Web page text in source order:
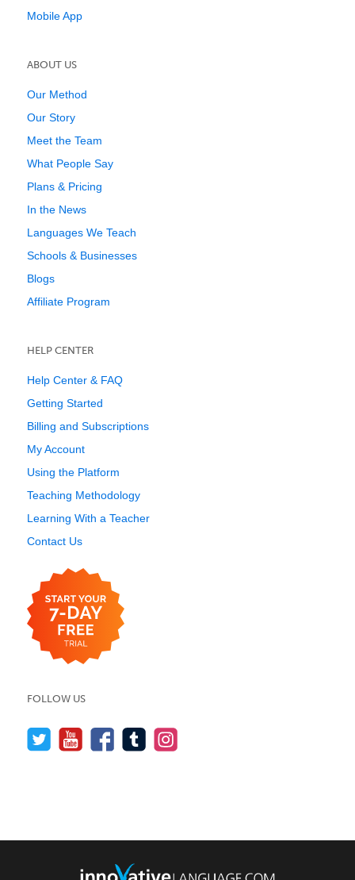
Mobile App
ABOUT US
Our Method
Our Story
Meet the Team
What People Say
Plans & Pricing
In the News
Languages We Teach
Schools & Businesses
Blogs
Affiliate Program
HELP CENTER
Help Center & FAQ
Getting Started
Billing and Subscriptions
My Account
Using the Platform
Teaching Methodology
Learning With a Teacher
Contact Us
FOLLOW US